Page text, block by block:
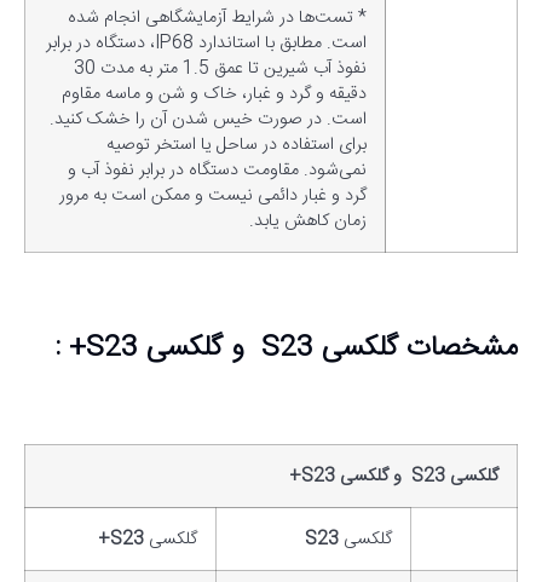
* تست‌ها در شرایط آزمایشگاهی انجام شده
است. مطابق با استاندارد IP68، دستگاه در برابر
نفوذ آب شیرین تا عمق 1.5 متر به مدت 30
دقیقه و گرد و غبار، خاک و شن و ماسه مقاوم
است. در صورت خیس شدن آن را خشک کنید.
برای استفاده در ساحل یا استخر توصیه
نمی‌شود. مقاومت دستگاه در برابر نفوذ آب و
گرد و غبار دائمی نیست و ممکن است به مرور
زمان کاهش یابد.
مشخصات گلکسی S23 و گلکسی S23+
:
گلکسی S23 و گلکسی S23+
گلکسی S23 گلکسی S23+